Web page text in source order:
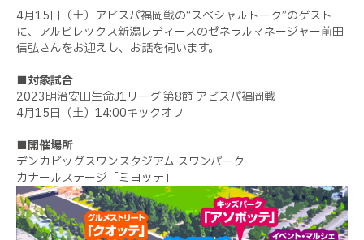
4月15日（土）アビスパ福岡戦の“スペシャルトーク”のゲスト
に、アルビレックス新潟レディースのゼネラルマネージャー前田
信弘さんをお迎えし、お話を伺います。
■対象試合
2023明治安田生命J1リーグ 第8節 アビスパ福岡戦
4月15日（土）14:00キックオフ
■開催場所
デンカビッグスワンスタジアム スワンパーク
カナールステージ「ミヨッテ」